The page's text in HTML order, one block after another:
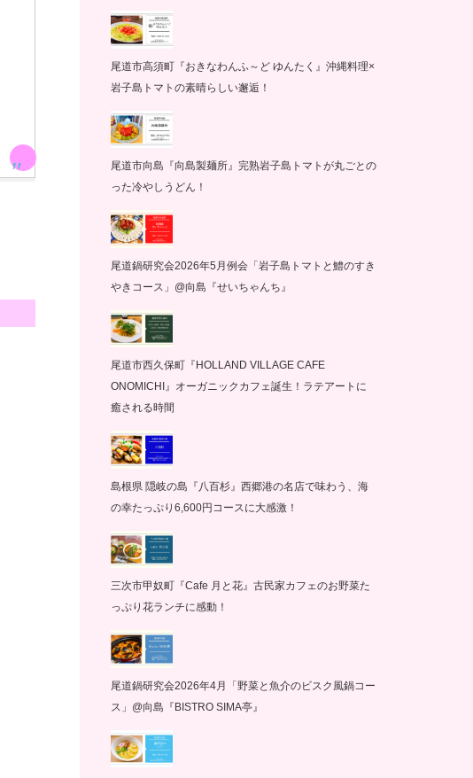
尾道市高須町『おきなわんふ～ど ゆんたく』沖縄料理×
岩子島トマトの素晴らしい邂逅！
尾道市向島『向島製麺所』完熟岩子島トマトが丸ごとの
った冷やしうどん！
尾道鍋研究会2026年5月例会「岩子島トマトと鱧のすき
やきコース」@向島『せいちゃんち』
尾道市西久保町『HOLLAND VILLAGE CAFE
ONOMICHI』オーガニックカフェ誕生！ラテアートに
癒される時間
島根県 隠岐の島『八百杉』西郷港の名店で味わう、海
の幸たっぷり6,600円コースに大感激！
三次市甲奴町『Cafe 月と花』古民家カフェのお野菜た
っぷり花ランチに感動！
尾道鍋研究会2026年4月「野菜と魚介のビスク風鍋コー
ス」@向島『BISTRO SIMA亭』